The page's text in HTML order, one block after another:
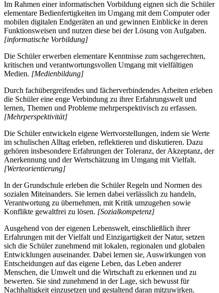
Im Rahmen einer informatischen Vorbildung eignen sich die Schüler
elementare Bedienfertigkeiten im Umgang mit dem Computer oder
mobilen digitalen Endgeräten an und gewinnen Einblicke in deren
Funktionsweisen und nutzen diese bei der Lösung von Aufgaben.
[informatische Vorbildung]
Die Schüler erwerben elementare Kenntnisse zum sachgerechten,
kritischen und verantwortungsvollen Umgang mit vielfältigen
Medien. [Medienbildung]
Durch fachübergreifendes und fächerverbindendes Arbeiten erleben
die Schüler eine enge Verbindung zu ihrer Erfahrungswelt und
lernen, Themen und Probleme mehrperspektivisch zu erfassen.
[Mehrperspektivität]
Die Schüler entwickeln eigene Wertvorstellungen, indem sie Werte
im schulischen Alltag erleben, reflektieren und diskutieren. Dazu
gehören insbesondere Erfahrungen der Toleranz, der Akzeptanz, der
Anerkennung und der Wertschätzung im Umgang mit Vielfalt.
[Werteorientierung]
In der Grundschule erleben die Schüler Regeln und Normen des
sozialen Miteinanders. Sie lernen dabei verlässlich zu handeln,
Verantwortung zu übernehmen, mit Kritik umzugehen sowie
Konflikte gewaltfrei zu lösen. [Sozialkompetenz]
Ausgehend von der eigenen Lebenswelt, einschließlich ihrer
Erfahrungen mit der Vielfalt und Einzigartigkeit der Natur, setzen
sich die Schüler zunehmend mit lokalen, regionalen und globalen
Entwicklungen auseinander. Dabei lernen sie, Auswirkungen von
Entscheidungen auf das eigene Leben, das Leben anderer
Menschen, die Umwelt und die Wirtschaft zu erkennen und zu
bewerten. Sie sind zunehmend in der Lage, sich bewusst für
Nachhaltigkeit einzusetzen und gestaltend daran mitzuwirken.